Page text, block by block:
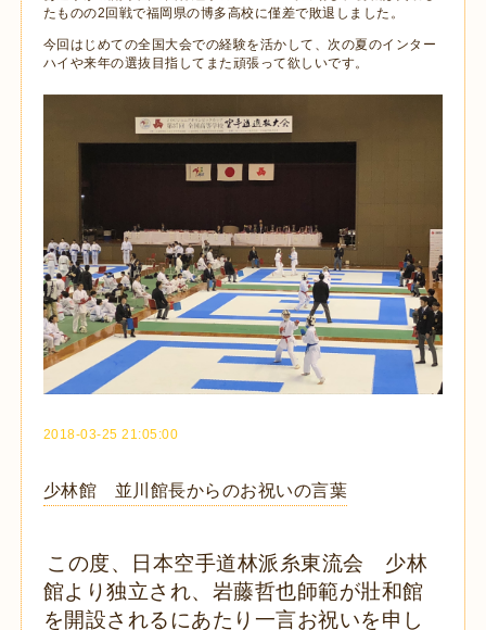
たものの2回戦で福岡県の博多高校に僅差で敗退しました。
今回はじめての全国大会での経験を活かして、次の夏のインター
ハイや来年の選抜目指してまた頑張って欲しいです。
2018-03-25 21:05:00
少林館 並川館長からのお祝いの言葉
この度、日本空手道林派糸東流会 少林
館より独立され、岩藤哲也師範が壯和館
を開設されるにあたり一言お祝いを申し